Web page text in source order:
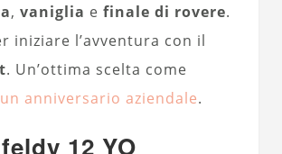
, vaniglia e finale di rovere.
iniziare l’avventura con il
. Un’ottima scelta come
anniversario aziendale.
12 YO